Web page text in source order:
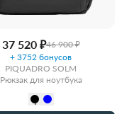
37 520 ₽46 900 ₽
+ 3752 бонусов
PIQUADRO SOLM
Рюкзак для ноутбука